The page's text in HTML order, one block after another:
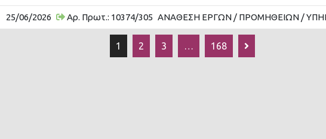
25/06/2026 Αρ. Πρωτ.: 10374/305 ΑΝΑΘΕΣΗ ΕΡΓΩΝ / ΠΡΟΜΗΘΕΙΩΝ /
1 2 3 … 168